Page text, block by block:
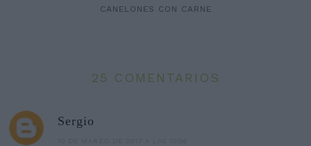
CANELONES CON CARNE
25 COMENTARIOS
Sergio